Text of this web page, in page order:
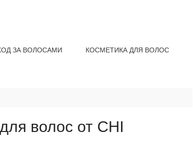
ЗА ВОЛОСАМИ КОСМЕТИКА ДЛЯ ВОЛОС
волос от CHI